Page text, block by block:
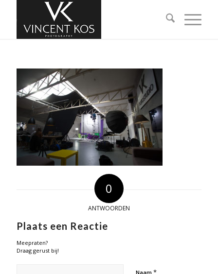
0
ANTWOORDEN
Plaats een Reactie
Meepraten?
Draag gerust bij!
Naam *